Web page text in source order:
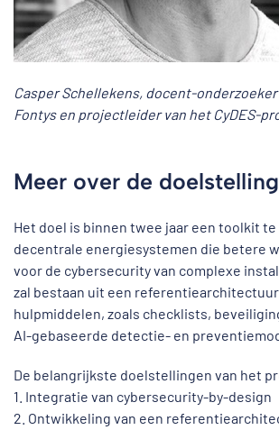
Casper Schellekens, docent-
Fontys en projectleider van het CyDES-
Meer over de
Het doel is binnen twee jaar een toolkit
decentrale energiesystemen die betere
voor de cybersecurity van complexe
zal bestaan uit een
hulpmiddelen, zoals checklists,
AI-gebaseerde detectie- en
De belangrijkste doelstellingen van het
1. Integratie van cybersecurity-by-design
2. Ontwikkeling van een